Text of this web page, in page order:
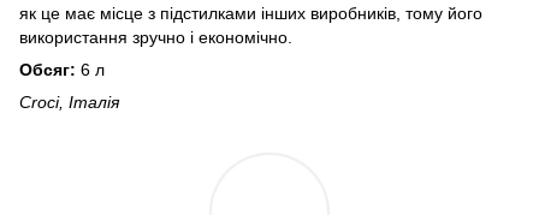
як це має місце з підстилками інших виробників, тому його
використання зручно і економічно.
Обсяг: 6 л
Croci, Італія